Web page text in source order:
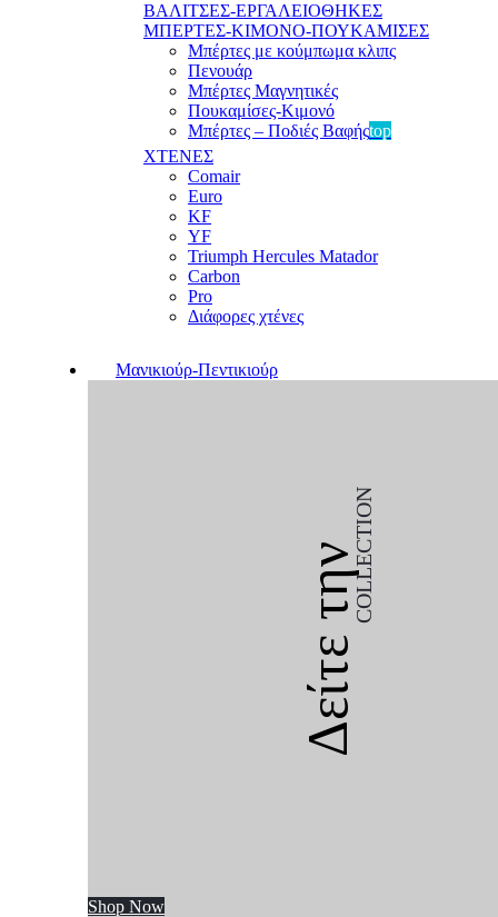
ΒΑΛΙΤΣΕΣ-ΕΡΓΑΛΕΙΟΘΗΚΕΣ
ΜΠΕΡΤΕΣ-ΚΙΜΟΝΟ-ΠΟΥΚΑΜΙΣΕΣ
Μπέρτες με κούμπωμα κλιπς
Πενουάρ
Μπέρτες Μαγνητικές
Πουκαμίσες-Κιμονό
Μπέρτες – Ποδιές Βαφήςtop
ΧΤΕΝΕΣ
Comair
Euro
KF
YF
Triumph Hercules Matador
Carbon
Pro
Διάφορες χτένες
Μανικιούρ-Πεντικιούρ
Δείτε τηνCOLLECTION
Shop Now